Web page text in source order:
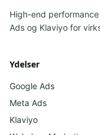
High-end
Ads og Klaviyo for
Ydelser
Google Ads
Meta Ads
Klaviyo